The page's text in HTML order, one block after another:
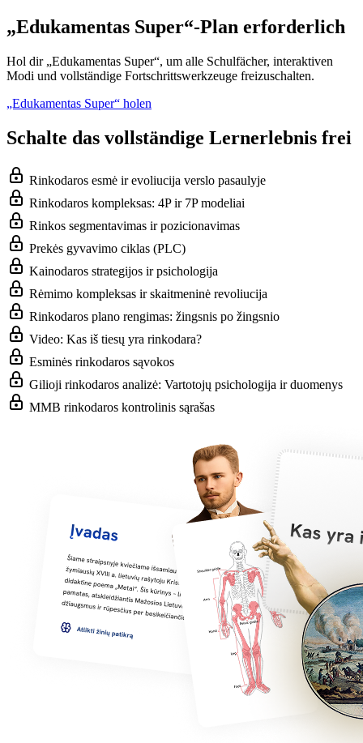
„Edukamentas Super“-Plan erforderlich
Hol dir „Edukamentas Super“, um alle Schulfächer, interaktiven
Modi und vollständige Fortschrittswerkzeuge freizuschalten.
„Edukamentas Super“ holen
Schalte das vollständige Lernerlebnis frei
Rinkodaros esmė ir evoliucija verslo pasaulyje
Rinkodaros kompleksas: 4P ir 7P modeliai
Rinkos segmentavimas ir pozicionavimas
Prekės gyvavimo ciklas (PLC)
Kainodaros strategijos ir psichologija
Rėmimo kompleksas ir skaitmeninė revoliucija
Rinkodaros plano rengimas: žingsnis po žingsnio
Video: Kas iš tiesų yra rinkodara?
Esminės rinkodaros sąvokos
Gilioji rinkodaros analizė: Vartotojų psichologija ir duomenys
MMB rinkodaros kontrolinis sąrašas